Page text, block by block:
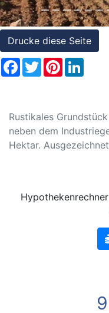
Drucke diese Seite
Facebook
TwitterPinterest
Rustikales
neben dem
Hektar.